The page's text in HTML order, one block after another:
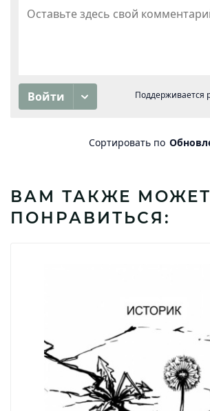
ВАМ ТАКЖЕ МОЖЕТ
ПОНРАВИТЬСЯ: